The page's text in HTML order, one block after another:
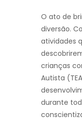
O ato de
diversão.
atividades
crianças
Autista
durante